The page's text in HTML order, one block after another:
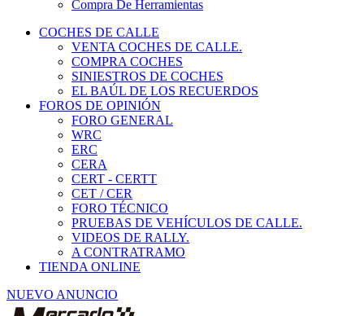
COCHES DE CALLE
VENTA COCHES DE CALLE.
COMPRA COCHES
SINIESTROS DE COCHES
EL BAÚL DE LOS RECUERDOS
FOROS DE OPINIÓN
FORO GENERAL
WRC
ERC
CERA
CERT - CERTT
CET / CER
FORO TÉCNICO
PRUEBAS DE VEHÍCULOS DE CALLE.
VIDEOS DE RALLY.
A CONTRATRAMO
TIENDA ONLINE
NUEVO ANUNCIO